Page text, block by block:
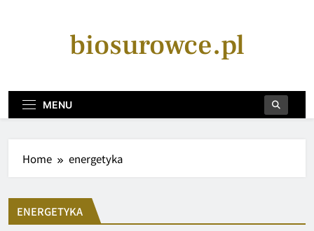
biosurowce.pl
MENU
Home energetyka
ENERGETYKA